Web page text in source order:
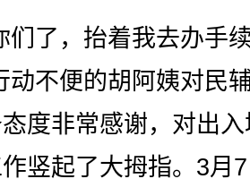
了，抬着我去办手
动不便的胡阿姨对民
度非常感谢，对出
竖起了大拇指。3月